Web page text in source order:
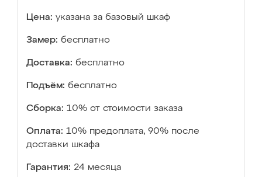
Цена: указана за базовый шкаф
Замер: бесплатно
Доставка: бесплатно
Подъём: бесплатно
Сборка: 10% от стоимости заказа
Оплата: 10% предоплата, 90% после
доставки шкафа
Гарантия: 24 месяца